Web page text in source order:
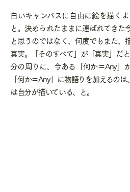
白いキャンバスに自由に絵を描く
と。決められたままに運ばれてきた
と思うのではなく、何度でもまた、
真実。「そのすべて」が「真実」だ
分の周りに、今ある「何か＝Any」
「何か＝Any」に物語りを加えるの
は自分が描いている、と。